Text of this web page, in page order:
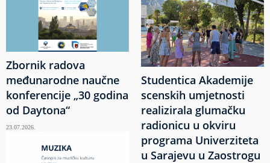
Zbornik radova
međunarodne naučne
konferencije „30 godina
od Daytona“
23.07.2026.
Studentica Akademije
scenskih umjetnosti
realizirala glumačku
radionicu u okviru
programa Univerziteta
u Sarajevu u Zaostrogu